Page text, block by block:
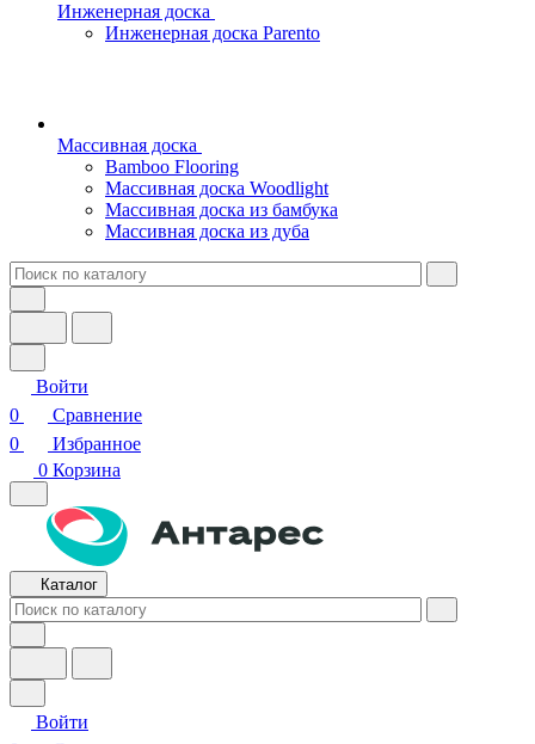
Инженерная доска
Инженерная доска Parento
Массивная доска
Bamboo Flooring
Массивная доска Woodlight
Массивная доска из бамбука
Массивная доска из дуба
Войти
0
Сравнение
0
Избранное
0 Корзина
Каталог
Войти